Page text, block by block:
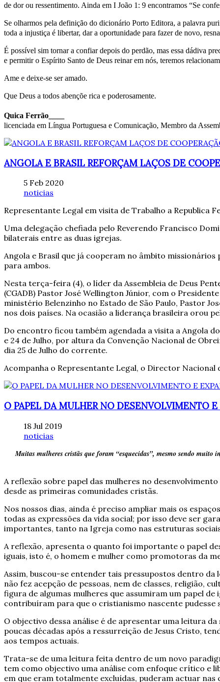
de dor ou ressentimento. Ainda em I João 1: 9 encontramos “Se
Se olharmos pela definição do dicionário Porto Editora, a palavra
toda a injustiça é libertar, dar a oportunidade para fazer de novo,
É possível sim tornar a confiar depois do perdão, mas essa dádiva
e permitir o Espírito Santo de Deus reinar em nós, teremos
Ame e deixe-se ser amado.
Que Deus a todos abençõe rica e poderosamente.
Quica Ferrão____
licenciada em Língua Portuguesa e Comunicação, Membro da
ANGOLA E BRASIL REFORÇAM LAÇOS DE
5 Feb 2020
noticias
Representante Legal em visita de Trabalho a Republica
Uma delegação chefiada pelo Reverendo Francisco
bilaterais entre as duas igrejas.
Angola e Brasil que já cooperam no âmbito
para ambos.
Nesta terça-feira (4), o líder da Assembleia de Deus
(CGADB) Pastor José Wellington Júnior, com o
ministério Belenzinho no Estado de São Paulo, Pastor
nos dois países. Na ocasião a liderança brasileira orou
Do encontro ficou também agendada a visita a Angola
e 24 de Julho, por altura da Convenção Nacional de
dia 25 de Julho do corrente.
Acompanha o Representante Legal, o Director Nacional
O PAPEL DA MULHER NO DESENVOLVIMENTO E
18 Jul 2019
noticias
Muitas mulheres cristãs que foram “esquecidas”, mesmo sendo muito
A reflexão sobre papel das mulheres no
desde as primeiras comunidades cristãs.
Nos nossos dias, ainda é preciso ampliar mais os
todas as expressões da vida social; por isso deve ser
importantes, tanto na Igreja como nas estruturas
A reflexão, apresenta o quanto foi importante o papel
iguais, isto é, o homem e mulher como promotoras da
Assim, buscou-se entender tais pressupostos dentro
não fez acepção de pessoas, nem de classes, religião,
figura de algumas mulheres que assumiram um papel
contribuíram para que o cristianismo nascente pudesse
O objectivo dessa análise é de apresentar uma leitura
poucas décadas após a ressurreição de Jesus Cristo,
aos tempos actuais.
Trata-se de uma leitura feita dentro de um novo
tem como objectivo uma análise com enfoque crítico e
em que eram totalmente excluídas, puderam actuar